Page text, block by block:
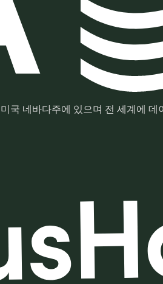
네바다주에 있으며 전 세계에 데